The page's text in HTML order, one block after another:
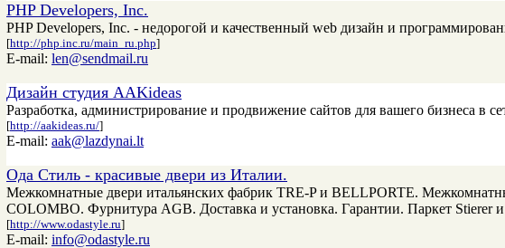
PHP Developers, Inc.
PHP Developers, Inc. - недорогой и качественный web дизайн и
[http://php.inc.ru/main_ru.php]
E-mail: len@sendmail.ru
Дизайн студия AAKideas
Разработка, администрирование и продвижение сайтов для вашего бизнеса в
[http://aakideas.ru/]
E-mail: aak@lazdynai.lt
Ода Стиль - красивые двери из Италии.
Межкомнатные двери итальянских фабрик TRE-P и BELLPORTE.
COLOMBO. Фурнитура AGB. Доставка и установка. Гарантии. Паркет Stierer
[http://www.odastyle.ru]
E-mail: info@odastyle.ru